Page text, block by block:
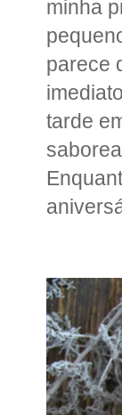
minha
parece
tarde